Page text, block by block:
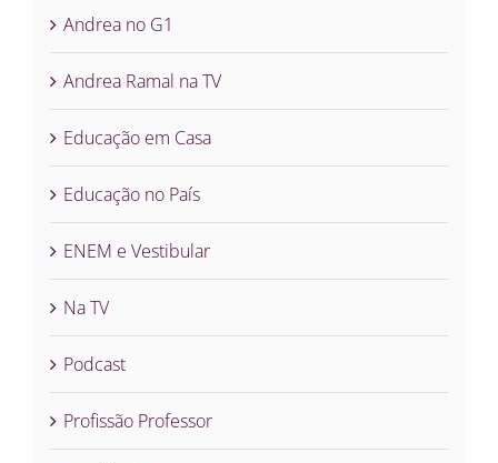
Andrea no G1
Andrea Ramal na TV
Educação em Casa
Educação no País
ENEM e Vestibular
Na TV
Podcast
Profissão Professor